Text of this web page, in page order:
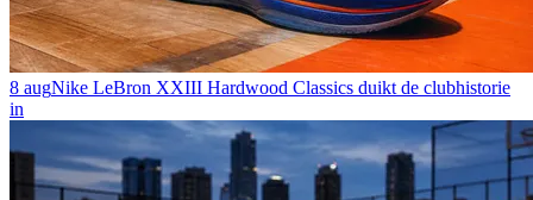
8 augNike LeBron XXIII Hardwood Classics duikt de clubhistorie
in